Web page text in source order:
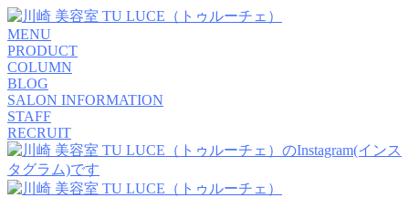
MENU
PRODUCT
COLUMN
BLOG
SALON INFORMATION
STAFF
RECRUIT